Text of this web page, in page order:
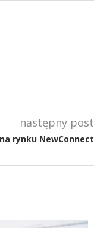
następny post
rynku NewConnect